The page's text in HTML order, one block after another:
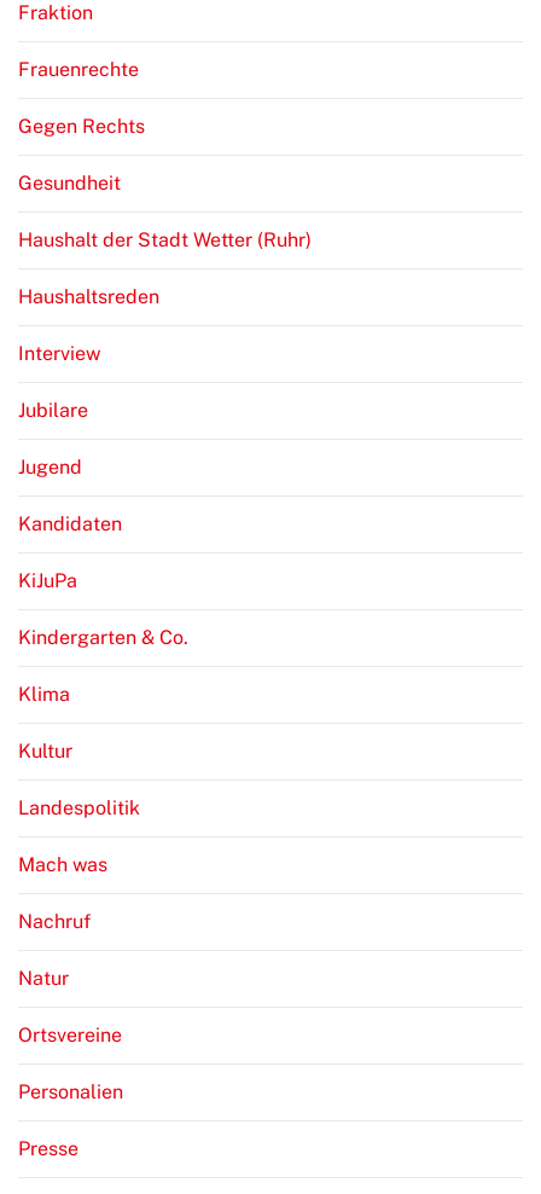
Fraktion
Frauenrechte
Gegen Rechts
Gesundheit
Haushalt der Stadt Wetter (Ruhr)
Haushaltsreden
Interview
Jubilare
Jugend
Kandidaten
KiJuPa
Kindergarten & Co.
Klima
Kultur
Landespolitik
Mach was
Nachruf
Natur
Ortsvereine
Personalien
Presse